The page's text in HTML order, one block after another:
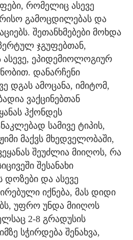
რომელიც ასევე
გამოცდილებას და
შეთანხმებები მოხდა
ჯგუფებთან,
ასევე, ეპიდემიოლოგიურ
დანარჩენი
დგას ამოცანა, იმიტომ,
ვაქცინებთან
ჰქონდეს
სამივე ტიპის,
მაქვს მხედველობაში,
შეუძლია მიიღოს, რა
შესანახი
დოზები და ასევე
იქნება, მას დიდი
უფრო უნდა მიიღოს
2-8 გრადუსის
სჭირდება შენახვა,